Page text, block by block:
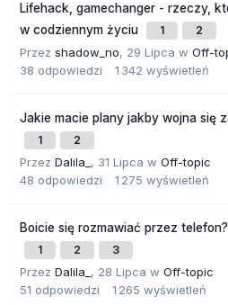
Lifehack, gamechanger - rzeczy,
w codziennym życiu
1 2
Przez shadow_no, 29 Lipca w Off-
38 odpowiedzi 1 342 wyświetleń
Jakie macie plany jakby wojna się
1 2
Przez Dalila_ , 31 Lipca w Off-topic
48 odpowiedzi 1 275 wyświetleń
Boicie się rozmawiać przez telefon?
1 2 3
Przez Dalila_ , 28 Lipca w Off-topic
51 odpowiedzi 1 265 wyświetleń